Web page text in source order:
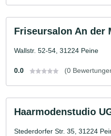
Friseursalon An der
Wallstr. 52-54, 31224 Peine
0.0 (0
Haarmodenstudio
Stederdorfer Str. 35, 31224